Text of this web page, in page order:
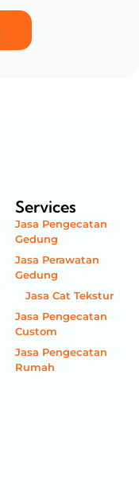
Services
Jasa Pengecatan
Gedung
Jasa Perawatan
Gedung
Jasa Cat Tekstur
Jasa Pengecatan
Custom
Jasa Pengecatan
Rumah